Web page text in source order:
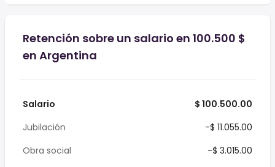
Retención sobre un salario en 100.500 $
en Argentina
Salario
$ 100.500.00
Jubilación
-$ 11.055.00
Obra social
-$ 3.015.00